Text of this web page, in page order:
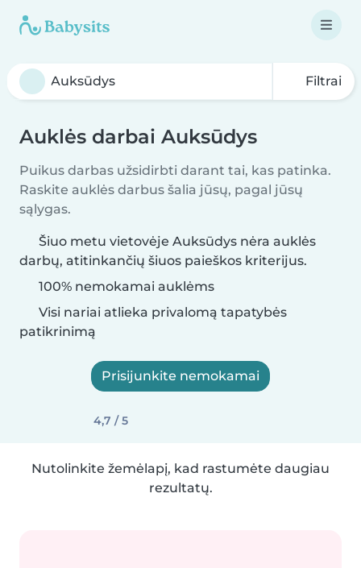
Filtrai
Auklės darbai Auksūdys
Puikus darbas užsidirbti darant tai, kas patinka.
Raskite auklės darbus šalia jūsų, pagal jūsų
sąlygas.
Šiuo metu vietovėje Auksūdys nėra auklės
darbų, atitinkančių šiuos paieškos kriterijus.
100% nemokamai auklėms
Visi nariai atlieka privalomą tapatybės
patikrinimą
Prisijunkite nemokamai
4,7 / 5
Nutolinkite žemėlapį, kad rastumėte daugiau
rezultatų.